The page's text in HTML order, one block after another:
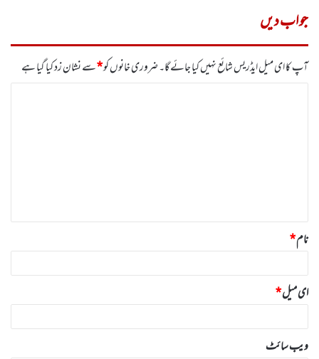
جواب دیں
آپ کا ای میل ایڈریس شائع نہیں کیا جائے گا۔ضروری خانوں کو*سے نشان زد کیا گیا ہے
نام*
ای میل*
ویب‌ سائٹ